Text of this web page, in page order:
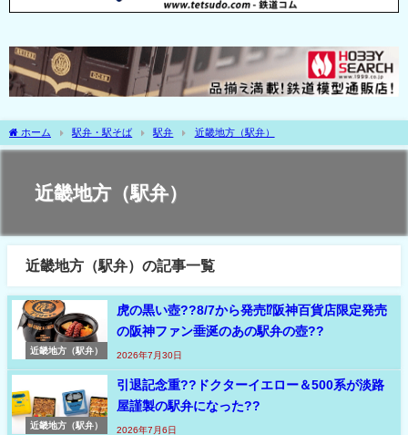
ホーム 駅弁・駅そば 駅弁 近畿地方（駅弁）
近畿地方（駅弁）
近畿地方（駅弁）の記事一覧
近畿地方（駅弁）
虎の黒い壺??8/7から発売⁉阪神百貨店限定発売
の阪神ファン垂涎のあの駅弁の壺??
2026年7月30日
近畿地方（駅弁）
引退記念重??ドクターイエロー＆500系が淡路
屋謹製の駅弁になった??
2026年7月6日